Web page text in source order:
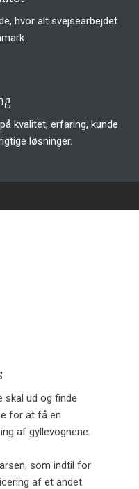
hvor alt svejsearbejdet
kvalitet, erfaring, kunde
løsninger.
skal ud og finde
for at få en
af gyllevognene.
som indtil for
af et andet